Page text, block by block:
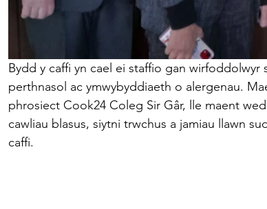
Bydd y caffi yn cael ei staffio gan
perthnasol ac ymwybyddiaeth o alergenau.
phrosiect Cook24 Coleg Sir Gâr, lle maent
cawliau blasus, siytni trwchus a jamiau llawn
caffi.